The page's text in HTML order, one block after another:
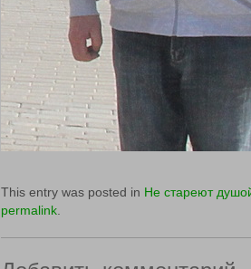
This entry was posted in Не стареют
permalink